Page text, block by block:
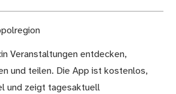
Veranstaltungen entdecken,
und teilen. Die App ist kostenlos,
und zeigt tagesaktuell